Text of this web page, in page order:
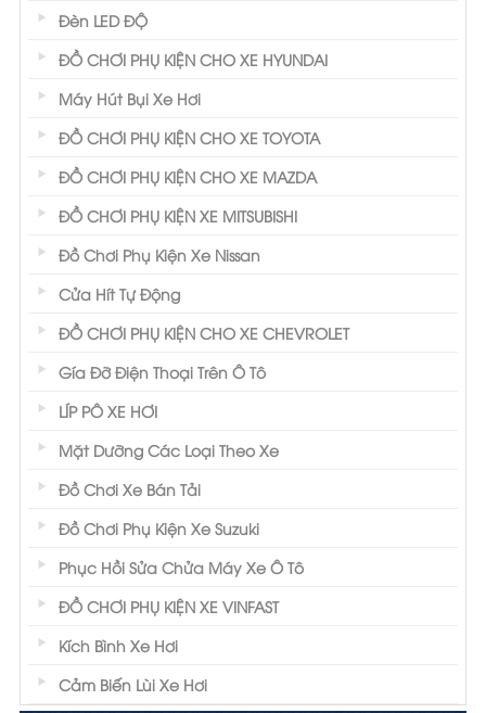
Đèn LED ĐỘ
ĐỒ CHƠI PHỤ KIỆN CHO XE HYUNDAI
Máy Hút Bụi Xe Hơi
ĐỒ CHƠI PHỤ KIỆN CHO XE TOYOTA
ĐỒ CHƠI PHỤ KIỆN CHO XE MAZDA
ĐỒ CHƠI PHỤ KIỆN XE MITSUBISHI
Đồ Chơi Phụ Kiện Xe Nissan
Cửa Hít Tự Động
ĐỒ CHƠI PHỤ KIỆN CHO XE CHEVROLET
Gía Đỡ Điện Thoại Trên Ô Tô
LÍP PÔ XE HƠI
Mặt Dưỡng Các Loại Theo Xe
Đồ Chơi Xe Bán Tải
Đồ Chơi Phụ Kiện Xe Suzuki
Phục Hồi Sửa Chửa Máy Xe Ô Tô
ĐỒ CHƠI PHỤ KIỆN XE VINFAST
Kích Bình Xe Hơi
Cảm Biến Lùi Xe Hơi